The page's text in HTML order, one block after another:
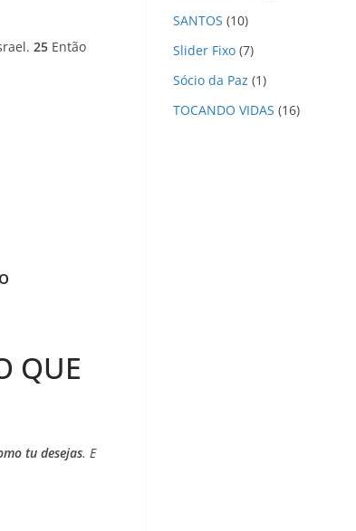
25 Então
QUE
tu desejas. E
SANTOS (10)
Slider Fixo (7)
Sócio da Paz (1)
TOCANDO VIDAS (16)